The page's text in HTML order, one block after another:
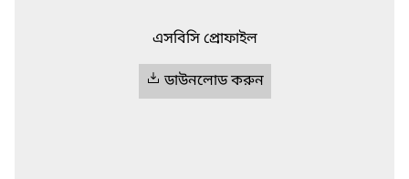
এসবিসি প্রোফাইল
ডাউনলোড করুন